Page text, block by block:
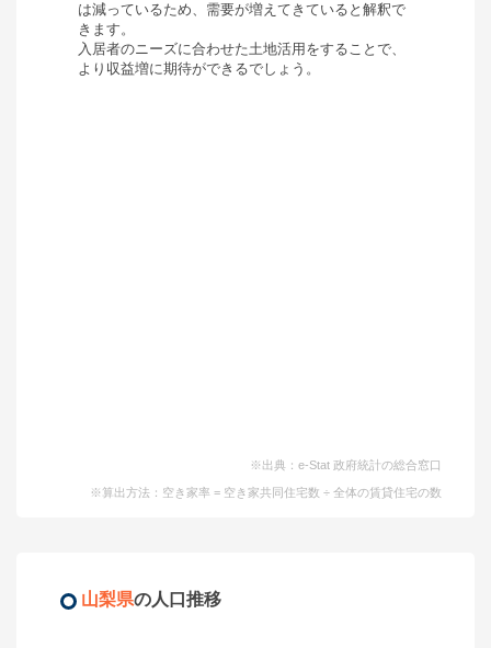
は減っているため、需要が増えてきていると解釈で
きます。
入居者のニーズに合わせた土地活用をすることで、
より収益増に期待ができるでしょう。
※出典：e-Stat 政府統計の総合窓口
※算出方法：空き家率 = 空き家共同住宅数 ÷ 全体の賃貸住宅の数
山梨県の人口推移